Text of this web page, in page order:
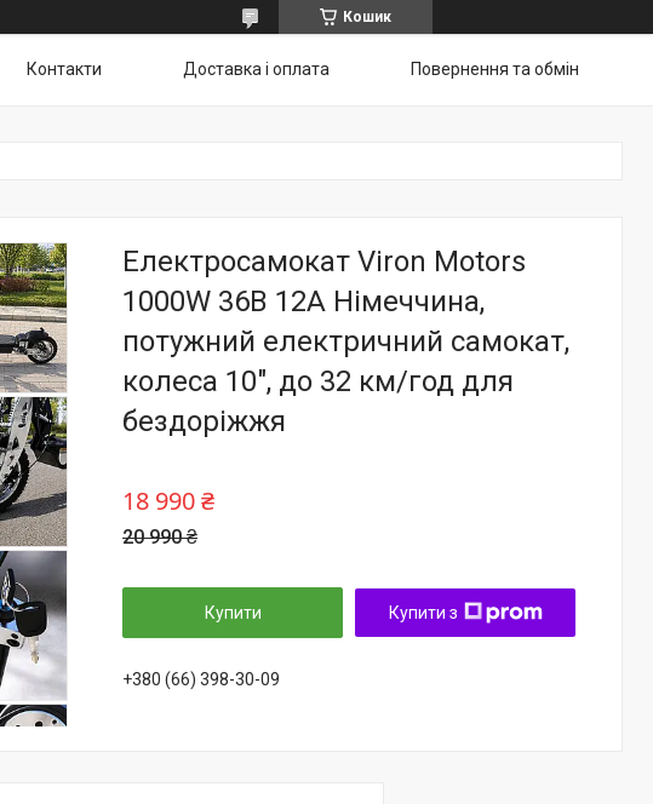
Кошик
Контакти Доставка і оплата Повернення та обмін
Електросамокат Viron Motors
1000W 36В 12A Німеччина,
потужний електричний самокат,
колеса 10", до 32 км/год для
бездоріжжя
20 990 ₴
18 990 ₴
Купити Купити з
+380 (66) 398-30-09